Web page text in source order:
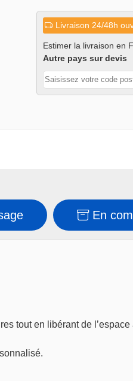
Livraison 24/48h
Estimer la livraison en
Autre pays sur devis
En
tout en libérant de l’espace